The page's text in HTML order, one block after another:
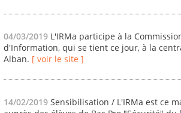
04/03/2019 L'IRMa participe à la
d'Information, qui se tient ce jour, à la
Alban. [ voir le site ]
14/02/2019 Sensibilisation / L'IRMa est ce